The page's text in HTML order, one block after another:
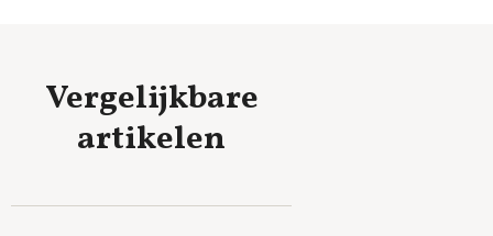
Vergelijkbare
artikelen